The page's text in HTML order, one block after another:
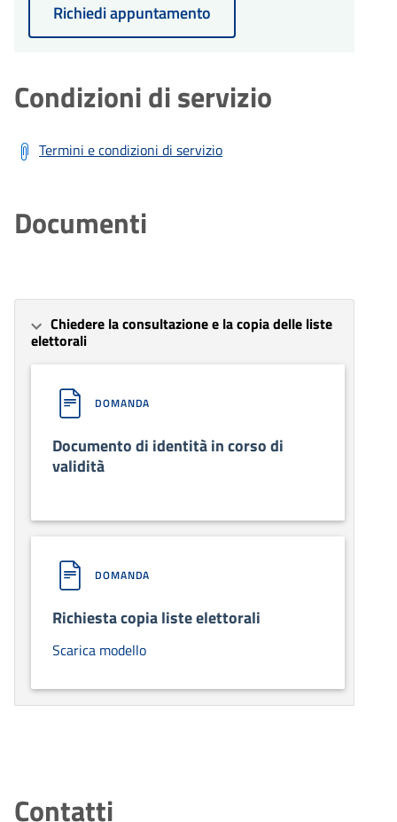
Richiedi appuntamento
Condizioni di servizio
Termini e condizioni di servizio
Documenti
Chiedere la consultazione e la copia delle liste
elettorali
DOMANDA
Documento di identità in corso di
validità
DOMANDA
Richiesta copia liste elettorali
Scarica modello
Contatti